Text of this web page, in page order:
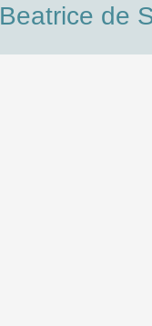
Beatrice de